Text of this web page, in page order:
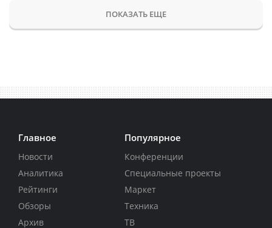
ПОКАЗАТЬ ЕЩЕ
Главное
Новости
Аналитика
Рейтинги
Обзоры
Архив
Популярное
Конференции
Специальные проекты
Маркет
Техника
ТВ